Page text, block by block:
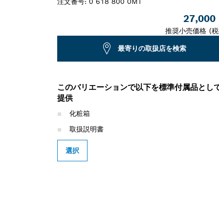
27,000
推奨小売価格 (
最寄りの取扱店を検索
このバリエーションで以下を標準付属品とし
提供
化粧箱
取扱説明書
選択